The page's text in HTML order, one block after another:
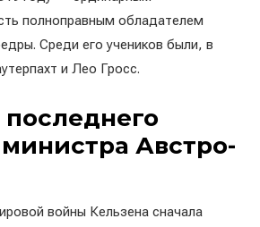
полноправным обладателем
Среди его учеников были, в
и Лео Гросс.
Австро-
войны Кельзена сначала